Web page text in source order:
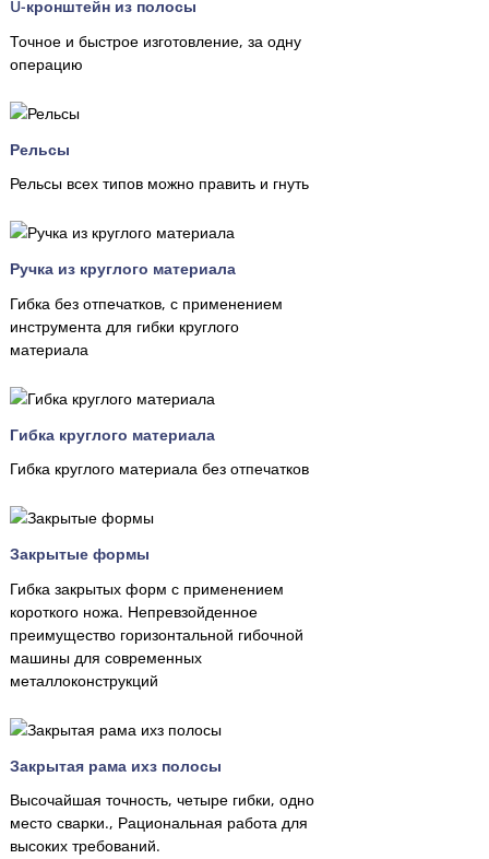
U-кронштейн из полосы
Точное и быстрое изготовление, за одну
операцию
Рельсы
Рельсы всех типов можно править и гнуть
Ручка из круглого материала
Гибка без отпечатков, с применением
инструмента для гибки круглого
материала
Гибка круглого материала
Гибка круглого материала без отпечатков
Закрытые формы
Гибка закрытых форм с применением
короткого ножа. Непревзойденное
преимущество горизонтальной гибочной
машины для современных
металлоконструкций
Закрытая рама ихз полосы
Высочайшая точность, четыре гибки, одно
место сварки., Рациональная работа для
высоких требований.